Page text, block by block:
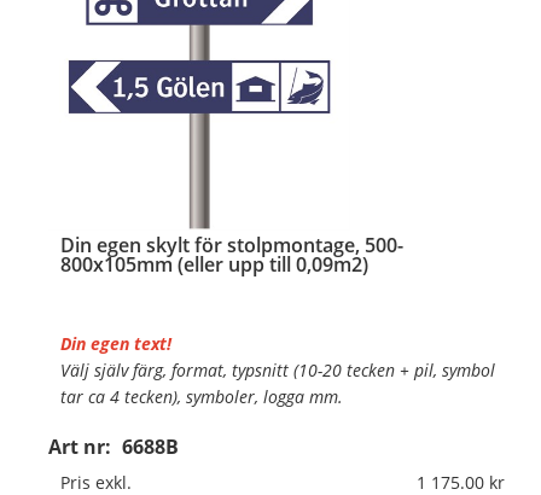
Din egen skylt för stolpmontage, 500-
800x105mm (eller upp till 0,09m2)
Art nr: 6688B
Din egen text!
Välj själv färg, format, typsnitt (10-20 tecken + pil, symbol
tar ca 4 tecken), symboler, logga mm.
Material:Kantvikt aluminium, 2mm (stolpmontage)
Mått:500-800x105mm (eller annat mått u
Pris exkl. 1 175.00